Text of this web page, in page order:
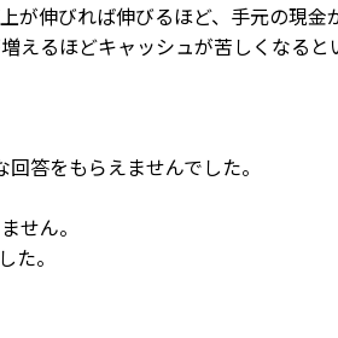
伸びれば伸びるほど、手元の現金
るほどキャッシュが苦しくなると
答をもらえませんでした。
せん。
た。